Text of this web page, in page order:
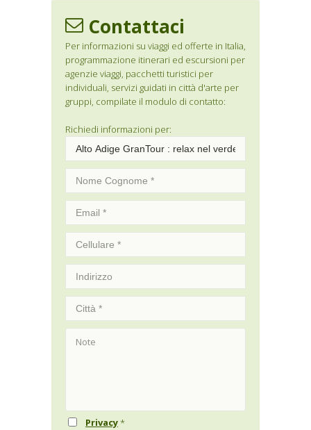
Contattaci
Per informazioni su viaggi ed offerte in Italia,
programmazione itinerari ed escursioni per
agenzie viaggi, pacchetti turistici per
individuali, servizi guidati in città d'arte per
gruppi, compilate il modulo di contatto:
Richiedi informazioni per:
Privacy*